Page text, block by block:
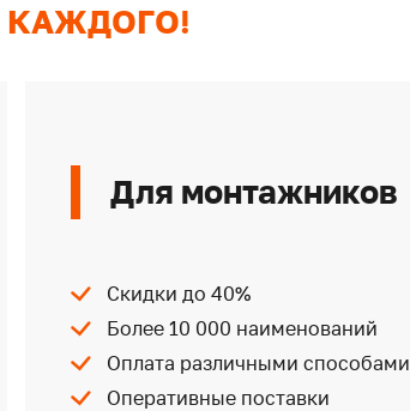
КАЖДОГО!
Для монтажников
Скидки до 40%
Более 10 000 наименований
Оплата различными способами
Оперативные поставки